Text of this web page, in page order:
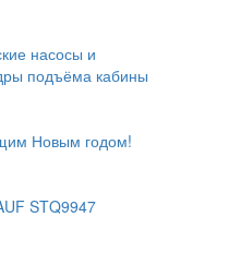
насосы и
подъёма кабины
Новым годом!
STQ9947